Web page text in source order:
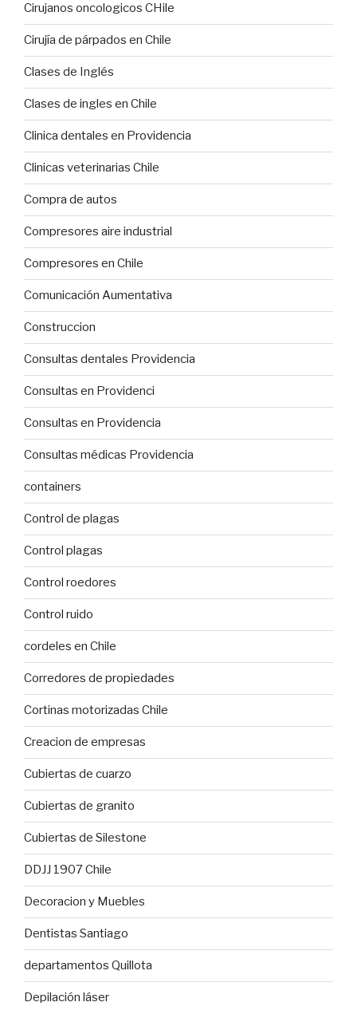
Cirujanos oncologicos CHile
Cirujía de párpados en Chile
Clases de Inglés
Clases de ingles en Chile
Clinica dentales en Providencia
Clinicas veterinarias Chile
Compra de autos
Compresores aire industrial
Compresores en Chile
Comunicación Aumentativa
Construccion
Consultas dentales Providencia
Consultas en Providenci
Consultas en Providencia
Consultas médicas Providencia
containers
Control de plagas
Control plagas
Control roedores
Control ruido
cordeles en Chile
Corredores de propiedades
Cortinas motorizadas Chile
Creacion de empresas
Cubiertas de cuarzo
Cubiertas de granito
Cubiertas de Silestone
DDJJ 1907 Chile
Decoracion y Muebles
Dentistas Santiago
departamentos Quillota
Depilación láser